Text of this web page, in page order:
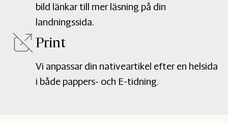
bild länkar till mer läsning på din
landningssida.
Print
Vi anpassar din nativeartikel efter en helsida
i både pappers- och E-tidning.